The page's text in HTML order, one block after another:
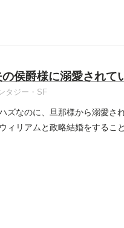
侯爵様に溺愛されて
タジー・SF
ズなのに、旦那様から溺愛さ
ィリアムと政略結婚をするこ